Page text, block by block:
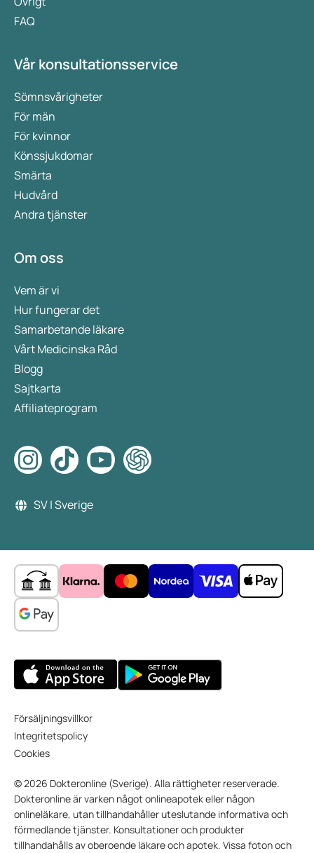
FAQ
Vår konsultationsservice
Sömnsvårigheter
För män
För kvinnor
Könssjukdomar
Smärta
Hudvård
Andra tjänster
Om oss
Vem är vi
Hur fungerar det
Samarbetande läkare
Vårt Medicinska Råd
Blogg
Sajtkarta
Affiliateprogram
SV | Sverige
Försäljningsvillkor
Integritetspolicy
Cookies
© 2026 Dokteronline (Sverige). Alla rättigheter reserverade.
Dokteronline är varken något onlineapotek eller någon
onlineläkare, utan tillhandahåller uteslutande informativa och
förmedlande tjänster. Konsultationer och produkter
tillhandahålls av oberoende läkare och apotek. Vissa foton och